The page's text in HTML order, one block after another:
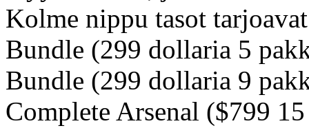
Kolme nippu tasot
Bundle (299 dollaria 5
Bundle (299 dollaria 9
Complete Arsenal ($799